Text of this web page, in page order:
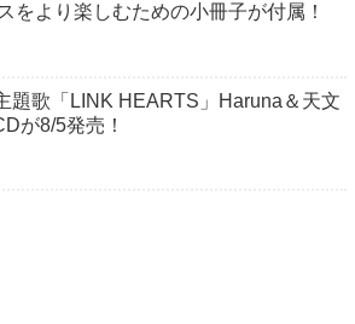
をより楽しむための小冊子が付属！
題歌「LINK HEARTS」Haruna＆天文
が8/5発売！